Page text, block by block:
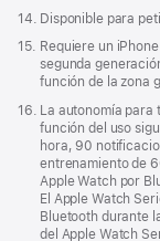
Nota
pie
página
14. Disponible para
Nota
página
15. Requiere un
segunda
función de la zona
Nota
página
16. La autonomía para
función del uso
hora, 90
entrenamiento de
Apple Watch por
El Apple Watch
Bluetooth durante
del Apple Watch